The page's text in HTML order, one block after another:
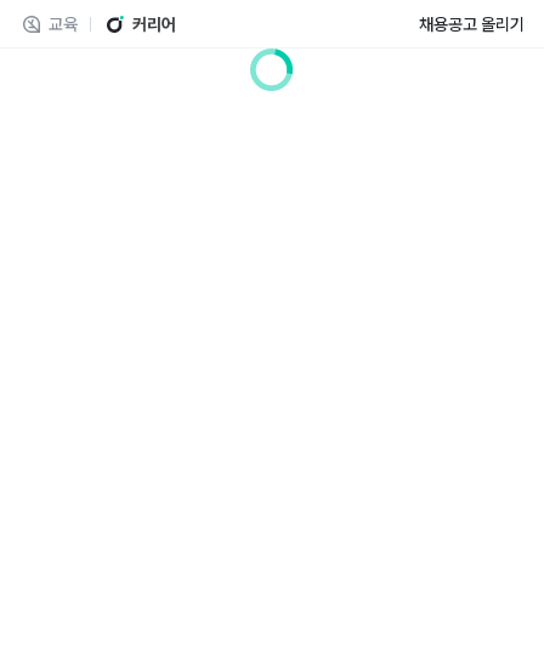
교육 커리어 채용공고 올리기